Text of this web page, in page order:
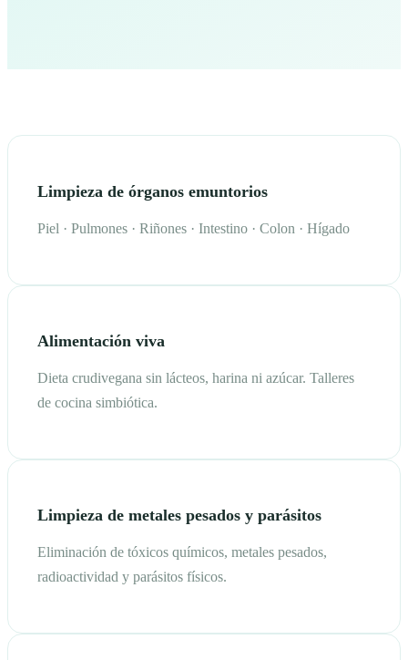
Limpieza de órganos emuntorios
Piel · Pulmones · Riñones · Intestino · Colon · Hígado
Alimentación viva
Dieta crudivegana sin lácteos, harina ni azúcar. Talleres
de cocina simbiótica.
Limpieza de metales pesados y parásitos
Eliminación de tóxicos químicos, metales pesados,
radioactividad y parásitos físicos.